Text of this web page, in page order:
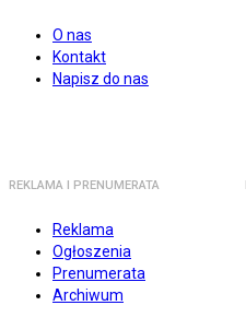
O nas
Kontakt
Napisz do nas
REKLAMA I PRENUMERATA
Reklama
Ogłoszenia
Prenumerata
Archiwum